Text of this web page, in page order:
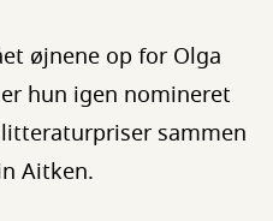
øjnene op for Olga
hun igen nomineret
sammen
Aitken.